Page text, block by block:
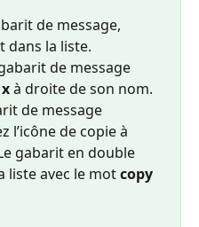
de message,
dans la liste.
de message
x à droite de son nom.
de message
l’icône de copie à
gabarit en double
liste avec le mot copy